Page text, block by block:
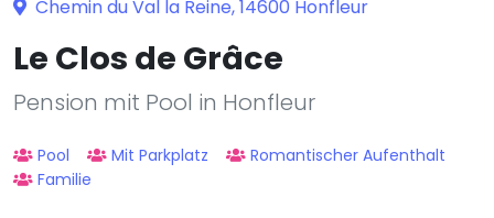
Chemin du Val la Reine, 14600 Honfleur
Le Clos de Grâce
Pension mit Pool in Honfleur
Pool Mit Parkplatz
Romantischer Aufenthalt
Familie